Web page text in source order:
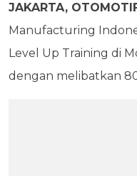
JAKARTA,
Manufacturing
Level Up Training di
dengan melibatkan